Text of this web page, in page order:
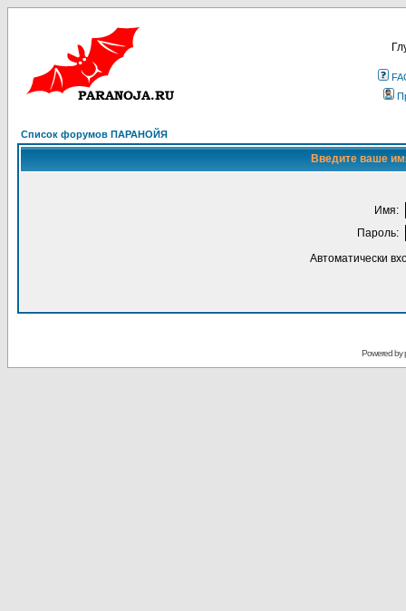
Список форумов ПАРАНОЙЯ
Введите ваше
Имя:
Пароль:
Автоматически
Powered by